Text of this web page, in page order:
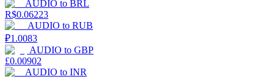
Staking
AUDIO to BRL
R$0.06223
AUDIO to RUB
₽1.0083
AUDIO to GBP
£0.00902
AUDIO to INR